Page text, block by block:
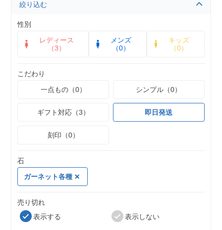
絞り込む
性別
レディース
（3）
メンズ
（0）
キッズ
（0）
こだわり
一点もの（0）
シンプル（0）
ギフト対応（3） 即日発送
刻印（0）
石
ガーネット各種
売り切れ
表示する
表示しない